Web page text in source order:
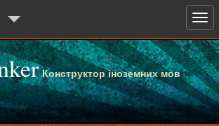
Конструктор іноземних мов